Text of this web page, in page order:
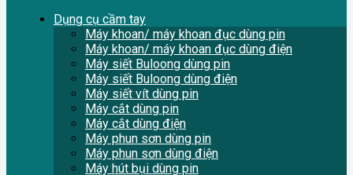
Dụng cụ cầm tay
Máy khoan/ máy khoan đục dùng pin
Máy khoan/ máy khoan đục dùng điện
Máy siết Buloong dùng pin
Máy siết Buloong dùng điện
Máy siết vít dùng pin
Máy cắt dùng pin
Máy cắt dùng điện
Máy phun sơn dùng pin
Máy phun sơn dùng điện
Máy hút bụi dùng pin